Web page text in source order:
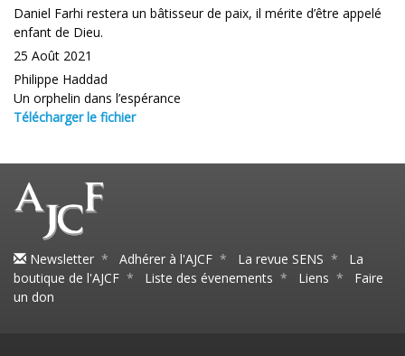
Daniel Farhi restera un bâtisseur de paix, il mérite d’être appelé
enfant de Dieu.
25 Août 2021
Philippe Haddad
Un orphelin dans l’espérance
Télécharger le fichier
Newsletter * Adhérer à l'AJCF * La revue SENS * La
boutique de l'AJCF * Liste des évenements * Liens * Faire
un don